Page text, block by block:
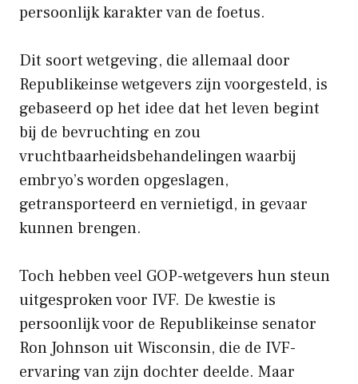
persoonlijk karakter van de foetus.
Dit soort wetgeving, die allemaal door
Republikeinse wetgevers zijn voorgesteld, is
gebaseerd op het idee dat het leven begint
bij de bevruchting en zou
vruchtbaarheidsbehandelingen waarbij
embryo’s worden opgeslagen,
getransporteerd en vernietigd, in gevaar
kunnen brengen.
Toch hebben veel GOP-wetgevers hun steun
uitgesproken voor IVF. De kwestie is
persoonlijk voor de Republikeinse senator
Ron Johnson uit Wisconsin, die de IVF-
ervaring van zijn dochter deelde. Maar